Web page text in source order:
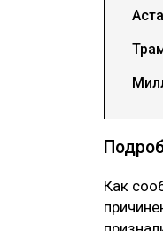
Как